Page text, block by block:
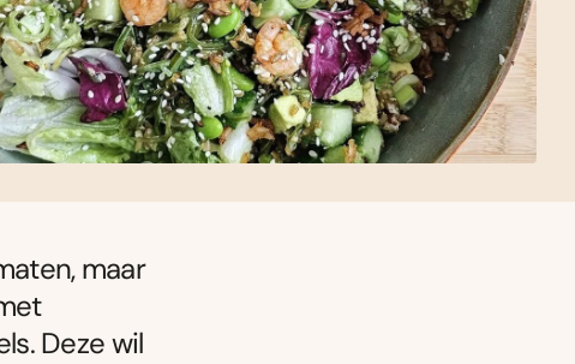
maar
Deze wil